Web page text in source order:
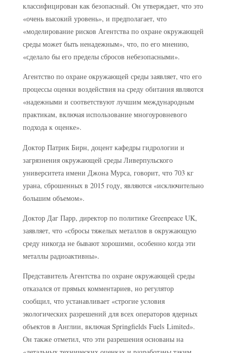
классифицирован как безопасный. Он утверждает, что это
«очень высокий уровень», и предполагает, что
«моделирование рисков Агентства по охране окружающей
среды может быть ненадежным», что, по его мнению,
«сделало бы его пределы сбросов небезопасными».
Агентство по охране окружающей среды заявляет, что его
процессы оценки воздействия на среду обитания являются
«надежными и соответствуют лучшим международным
практикам, включая использование многоуровневого
подхода к оценке».
Доктор Патрик Бирн, доцент кафедры гидрологии и
загрязнения окружающей среды Ливерпульского
университета имени Джона Мурса, говорит, что 703 кг
урана, сброшенных в 2015 году, являются «исключительно
большим объемом».
Доктор Даг Парр, директор по политике Greenpeace UK,
заявляет, что «сбросы тяжелых металлов в окружающую
среду никогда не бывают хорошими, особенно когда эти
металлы радиоактивны».
Представитель Агентства по охране окружающей среды
отказался от прямых комментариев, но регулятор
сообщил, что устанавливает «строгие условия
экологических разрешений для всех операторов ядерных
объектов в Англии, включая Springfields Fuels Limited».
Он также отметил, что эти разрешения основаны на